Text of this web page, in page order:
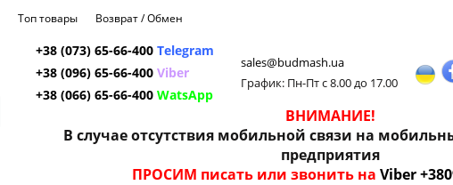
Топ товары Возврат / Обмен
+38 (073) 65-66-400 Telegram
+38 (096) 65-66-400 Viber
+38 (066) 65-66-400 WatsApp
sales@budmash.ua
График: Пн-Пт с 8.00 до 17.00
ВНИМАНИЕ!
В случае отсутствия мобильной связи на
предприятия
ПРОСИМ писать или звонить наViber